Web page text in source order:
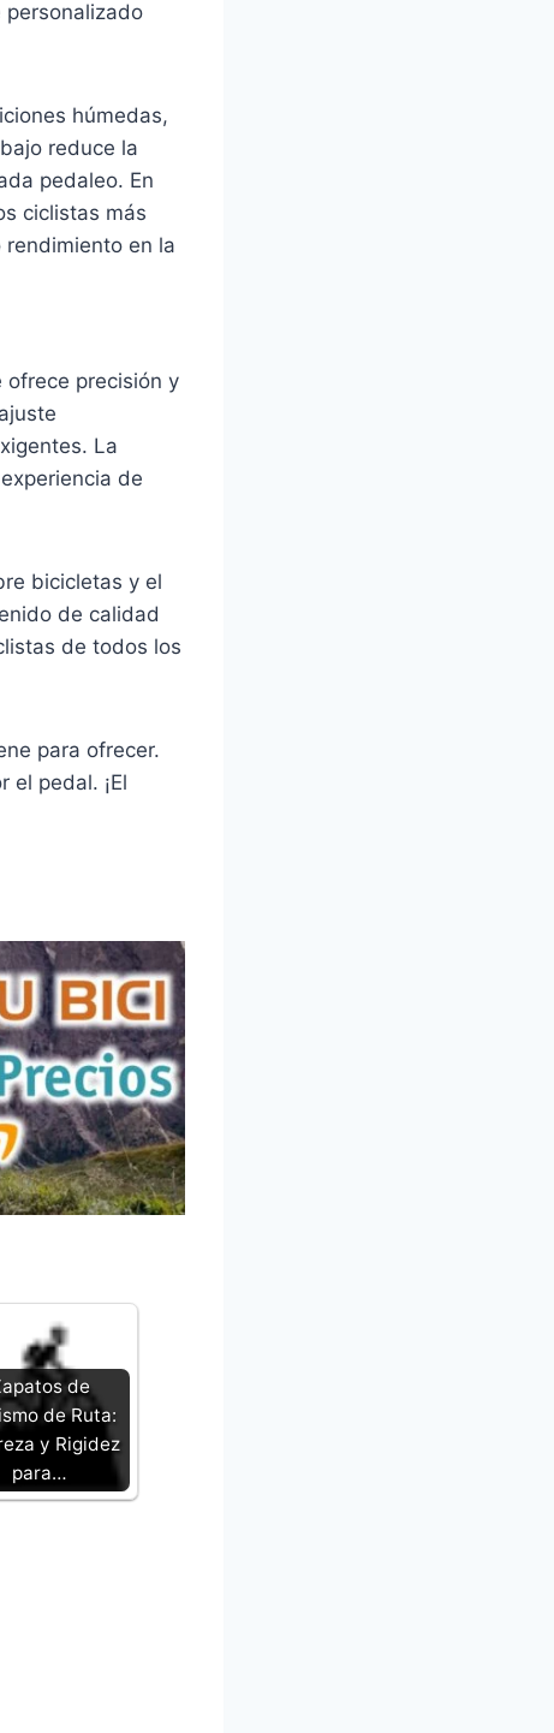
personalizado
húmedas,
reduce la
pedaleo. En
ciclistas más
en la
ofrece precisión y
La
de
bicicletas y el
de calidad
de todos los
para ofrecer.
el pedal. ¡El
de
de Ruta:
y Rigidez
para…